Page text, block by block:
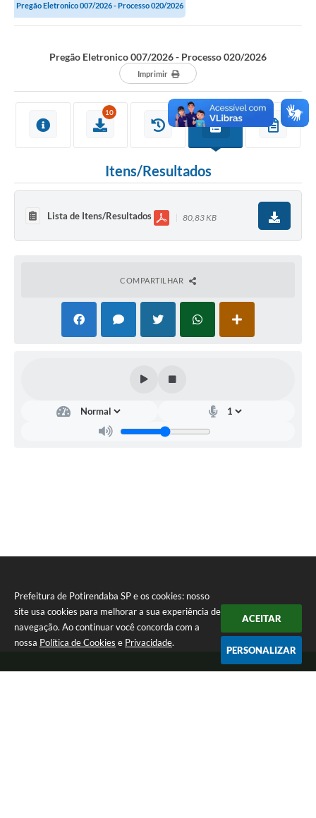
Prefeitura de Potirendaba SP e os cookies: nosso
site usa cookies para melhorar a sua experiência de
navegação. Ao continuar você concorda com a
nossa Política de Cookies e Privacidade.
ACEITAR
PERSONALIZAR
Pregão Eletronico 007/2026 - Processo 020/2026
Pregão Eletronico 007/2026 - Processo 020/2026
Imprimir
10
Itens/Resultados
Lista de Itens/Resultados 80,83 KB
COMPARTILHAR